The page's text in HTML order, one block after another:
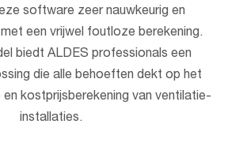
software zeer nauwkeurig en
een vrijwel foutloze berekening.
biedt ALDES professionals een
die alle behoeften dekt op het
kostprijsberekening van ventilatie-
installaties.